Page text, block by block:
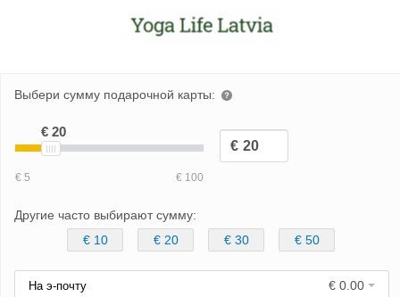
Выбери сумму подарочной карты:
Другие часто выбирают сумму:
€ 10
€ 20 € 30 € 50
На э-почту € 0.00